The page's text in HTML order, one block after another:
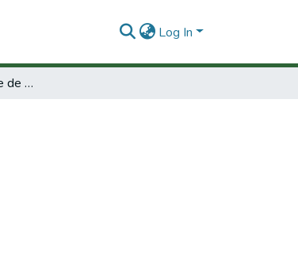
Log In
Formación de una base de datos en bibliotecología y ciencias de la información